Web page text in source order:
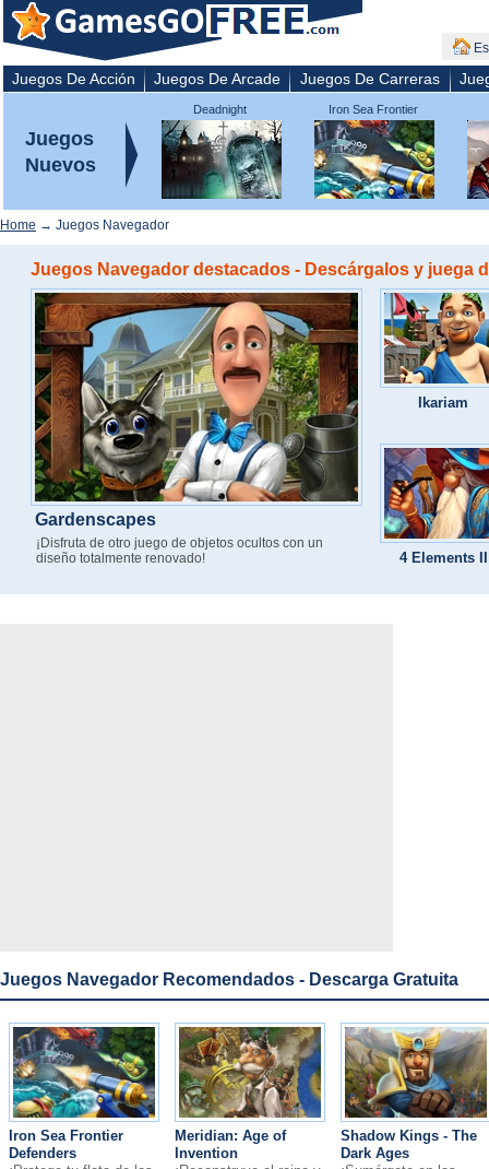
Juegos De Acción Juegos De Arcade Juegos De Carreras
Juegos
Nuevos
Deadnight
Iron Sea Frontier
Defenders
Home → Juegos Navegador
Juegos Navegador destacados - Descárgalos y juega
Gardenscapes
¡Disfruta de otro juego de objetos ocultos con un
diseño totalmente renovado!
Ikariam
4 Elements II
Juegos Navegador Recomendados - Descarga Gratuita
Iron Sea Frontier
Defenders
Meridian: Age of
Invention
Shadow Kings - The
Dark Ages